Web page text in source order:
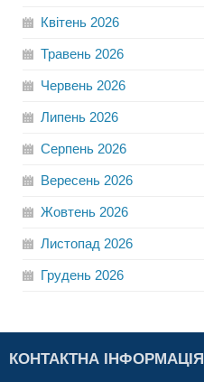
Квітень 2026
Травень 2026
Червень 2026
Липень 2026
Серпень 2026
Вересень 2026
Жовтень 2026
Листопад 2026
Грудень 2026
КОНТАКТНА ІНФОРМАЦІЯ